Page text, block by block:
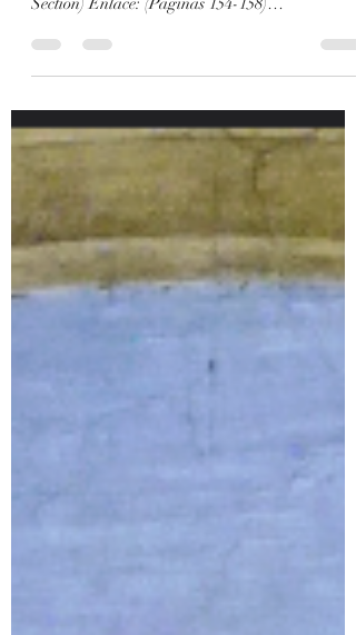
Marxism and Collapse - Art Oda a Ucrania (
Ode to Ukraine ) Sección de Ensayo (Essay
-Mentiras-de-la-Fraccion-Trotskista-sobre-
Ucrania-El-Trotskismo-al-Servicio-del-
Nazismo-Ruso ... Súmate a nuestras plataformas
de Patreon, Buy Me a Coffee y a la comunidad
de nuestra página web para recibir
actualizaciones automatizadas. -Patreon:
https://www.patreon.com/marxism_and_collapse
-Buy Me a Coffe:...